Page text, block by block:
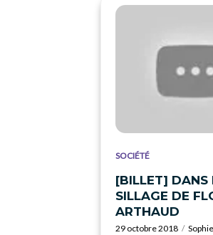
SOCIÉTÉ
[BILLET] DANS
SILLAGE DE
ARTHAUD
29 octobre 2018